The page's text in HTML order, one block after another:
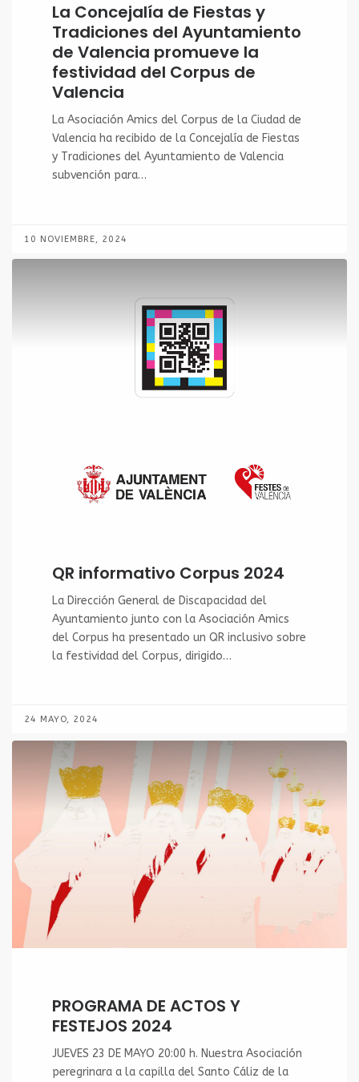
La Concejalía de Fiestas y
Tradiciones del Ayuntamiento
de Valencia promueve la
festividad del Corpus de
Valencia
La Asociación Amics del Corpus de la Ciudad de
Valencia ha recibido de la Concejalía de Fiestas
y Tradiciones del Ayuntamiento de Valencia
subvención para…
10 NOVIEMBRE, 2024
QR informativo Corpus 2024
La Dirección General de Discapacidad del
Ayuntamiento junto con la Asociación Amics
del Corpus ha presentado un QR inclusivo sobre
la festividad del Corpus, dirigido…
24 MAYO, 2024
PROGRAMA DE ACTOS Y
FESTEJOS 2024
JUEVES 23 DE MAYO 20:00 h. Nuestra Asociación
peregrinara a la capilla del Santo Cáliz de la